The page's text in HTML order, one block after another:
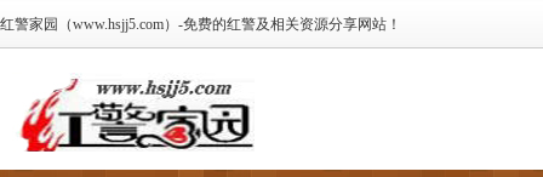
红警家园（www.hsjj5.com）-免费的红警及相关资源分享网站！